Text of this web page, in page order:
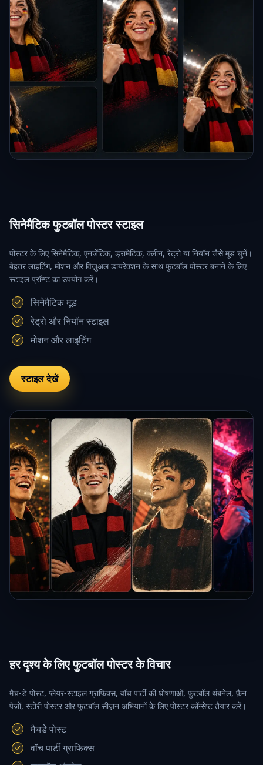
सिनेमैटिक फुटबॉल पोस्टर स्टाइल
पोस्टर के लिए सिनेमैटिक, एनर्जेटिक, ड्रामेटिक, क्लीन, रेट्रो या नियॉन जैसे मूड चुनें।
बेहतर लाइटिंग, मोशन और विज़ुअल डायरेक्शन के साथ फुटबॉल पोस्टर बनाने के लिए
स्टाइल प्रॉम्प्ट का उपयोग करें।
सिनेमैटिक मूड
रेट्रो और नियॉन स्टाइल
मोशन और लाइटिंग
स्टाइल देखें
हर दृश्य के लिए फुटबॉल पोस्टर के विचार
मैच-डे पोस्ट, प्लेयर-स्टाइल ग्राफ़िक्स, वॉच पार्टी की घोषणाओं, फ़ुटबॉल थंबनेल, फ़ैन
पेजों, स्टोरी पोस्टर और फ़ुटबॉल सीज़न अभियानों के लिए पोस्टर कॉन्सेप्ट तैयार करें।
मैचडे पोस्ट
वॉच पार्टी ग्राफिक्स